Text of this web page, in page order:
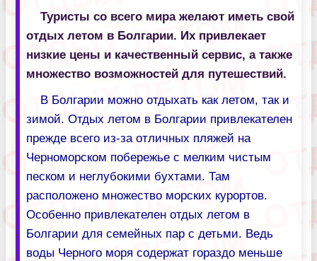
Туристы со всего мира желают иметь свой
отдых летом в Болгарии. Их привлекает
низкие цены и качественный сервис, а также
множество возможностей для путешествий.
В Болгарии можно отдыхать как летом, так и
зимой. Отдых летом в Болгарии привлекателен
прежде всего из-за отличных пляжей на
Черноморском побережье с мелким чистым
песком и неглубокими бухтами. Там
расположено множество морских курортов.
Особенно привлекателен отдых летом в
Болгарии для семейных пар с детьми. Ведь
воды Черного моря содержат гораздо меньше